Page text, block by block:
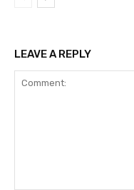
LEAVE A REPLY